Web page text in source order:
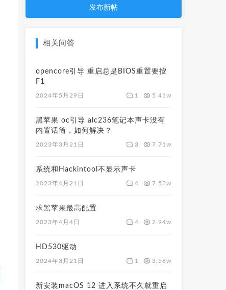
发布新帖
相关问答
opencore引导 重启总是BIOS重置要按
F1
2024年5月29日 1 5.41w
黑苹果 oc引导 alc236笔记本声卡没有
内置话筒，如何解决？
2023年3月21日 3 7.71w
系统和Hackintool不显示声卡
2023年4月21日 4 7.53w
求黑苹果最高配置
2023年4月4日 4 2.94w
HD530驱动
2024年3月21日 1 3.56w
新安装macOS 12 进入系统不久就重启